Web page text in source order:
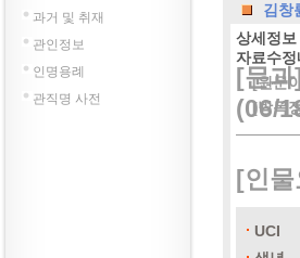
과거 및 취재
관인정보
인명용례
관직명 사전
김창
상세정보
자료수정
[원문
[방목
[문
(06/
[인
UCI